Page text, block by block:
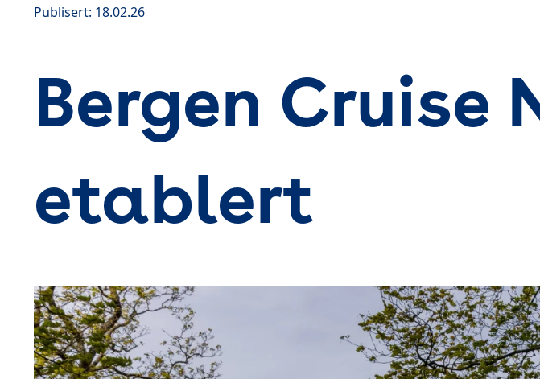
Publisert: 18.02.26
Bergen Cruise
etablert